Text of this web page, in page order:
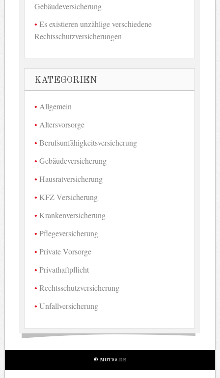
Gebäudeversicherung
Es existieren unzählige verschiedene
Rechtsschutzversicherungen
KATEGORIEN
Allgemein
Altersvorsorge
Berufsunfähigkeitsversicherung
Gebäudeversicherung
Hausratversicherung
KFZ Versicherung
Krankenversicherung
Pflegeversicherung
Private Vorsorge
Privathaftpflicht
Rechtsschutzversicherung
Unfallversicherung
© MUT99.DE